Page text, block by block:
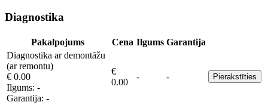
Diagnostika
Pakalpojums Cena Ilgums Garantija
Diagnostika ar demontāžu
(ar remontu)
€ 0.00
Ilgums: -
Garantija: -
€
0.00
- - Pierakstīties